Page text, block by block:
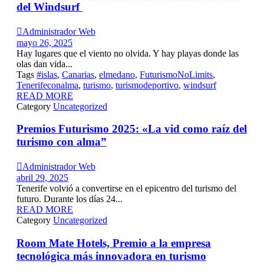
del Windsurf
Administrador Web
mayo 26, 2025
Hay lugares que el viento no olvida. Y hay playas donde las
olas dan vida...
Tags #islas, Canarias, elmedano, FuturismoNoLimits,
Tenerifeconalma, turismo, turismodeportivo, windsurf
READ MORE
Category Uncategorized
Premios Futurismo 2025: «La vid como raíz del
turismo con alma”
Administrador Web
abril 29, 2025
Tenerife volvió a convertirse en el epicentro del turismo del
futuro. Durante los días 24...
READ MORE
Category Uncategorized
Room Mate Hotels, Premio a la empresa
tecnológica más innovadora en turismo